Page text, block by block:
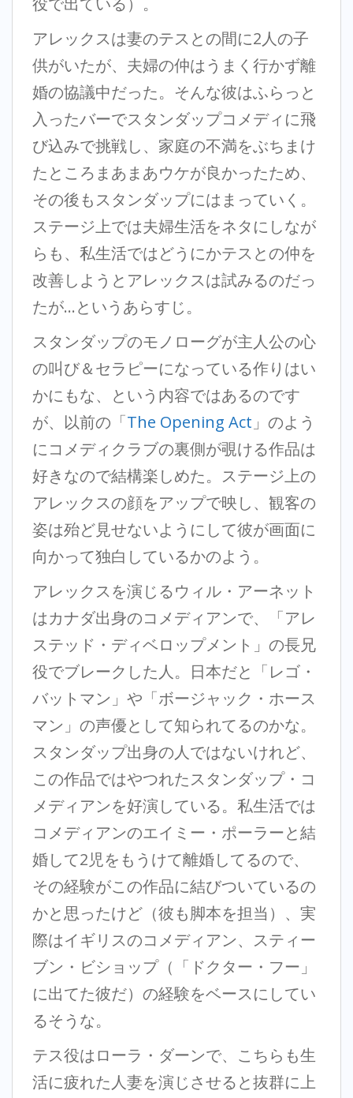
アレックスは妻のテスとの間に2人の子
供がいたが、夫婦の仲はうまく行かず離
婚の協議中だった。そんな彼はふらっと
入ったバーでスタンダップコメディに飛
び込みで挑戦し、家庭の不満をぶちまけ
たところまあまあウケが良かったため、
その後もスタンダップにはまっていく。
ステージ上では夫婦生活をネタにしなが
らも、私生活ではどうにかテスとの仲を
改善しようとアレックスは試みるのだっ
たが…というあらすじ。
スタンダップのモノローグが主人公の心
の叫び＆セラピーになっている作りはい
かにもな、という内容ではあるのです
が、以前の「The Opening Act 」のよう
にコメディクラブの裏側が覗ける作品は
好きなので結構楽しめた。ステージ上の
アレックスの顔をアップで映し、観客の
姿は殆ど見せないようにして彼が画面に
向かって独白しているかのよう。
アレックスを演じるウィル・アーネット
はカナダ出身のコメディアンで、「アレ
ステッド・ディベロップメント」の長兄
役でブレークした人。日本だと「レゴ・
バットマン」や「ボージャック・ホース
マン」の声優として知られてるのかな。
スタンダップ出身の人ではないけれど、
この作品ではやつれたスタンダップ・コ
メディアンを好演している。私生活では
コメディアンのエイミー・ポーラーと結
婚して2児をもうけて離婚してるので、
その経験がこの作品に結びついているの
かと思ったけど（彼も脚本を担当）、実
際はイギリスのコメディアン、スティー
ブン・ビショップ（「ドクター・フー」
に出てた彼だ）の経験をベースにしてい
るそうな。
テス役はローラ・ダーンで、こちらも生
活に疲れた人妻を演じさせると抜群に上